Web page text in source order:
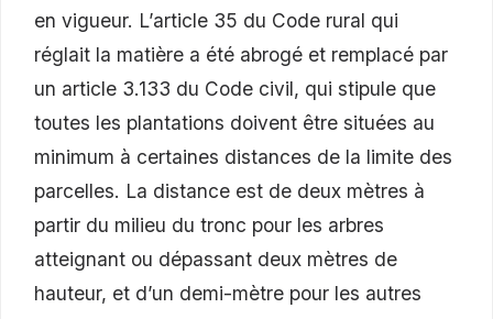
en vigueur. L’article 35 du Code rural qui
réglait la matière a été abrogé et remplacé par
un article 3.133 du Code civil, qui stipule que
toutes les plantations doivent être situées au
minimum à certaines distances de la limite des
parcelles. La distance est de deux mètres à
partir du milieu du tronc pour les arbres
atteignant ou dépassant deux mètres de
hauteur, et d’un demi-mètre pour les autres